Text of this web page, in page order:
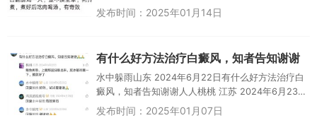
草，荆芥少许一起煮，煮好后吃肉喝汤，有奇效白
发布时间：2025年01月14日
有什么好方法治疗白癜风，知者告知谢谢
水中躲雨山东 2024年6月22日有什么好方法治疗白
癜风，知者告知谢谢人人桃桃 江苏 2024年6月23日
3鳗鱼煮熟，上面那层油取出来，放冰箱冷藏一下，
发布时间：2025年01月07日